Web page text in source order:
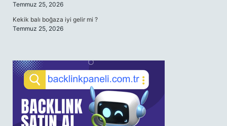
Temmuz 25, 2026
Kekik balı boğaza iyi gelir mi ?
Temmuz 25, 2026